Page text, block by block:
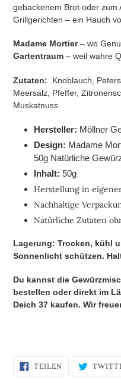
gebackenem Brot oder zum
Grillgerichten – ein Hauch
Madame Mortier– wo
Gartentraum – weil wahre
Zutaten:
Knoblauch,
Meersalz, Pfeffer,
Muskatnuss
Hersteller: Möllner
Design: Madame
50g Natürliche
Inhalt: 50g
Herstellung in
Nachhaltige
Natürliche Zutaten
Lagerung: Trocken, kühl
Sonnenlicht schützen.
Du kannst die
bestellen oder direkt im
Deich 37 kaufen. Wir
TEILENAUF
FACEBOOK